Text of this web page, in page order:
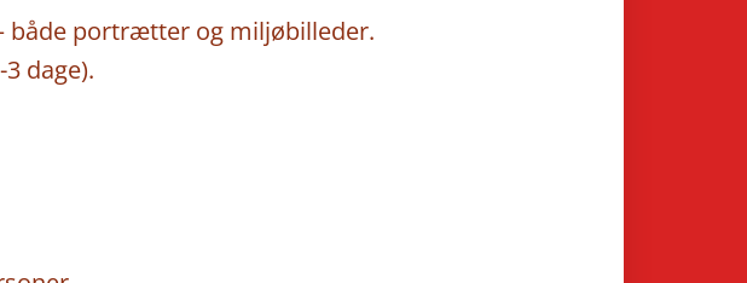
både portrætter og miljøbilleder.
dage).